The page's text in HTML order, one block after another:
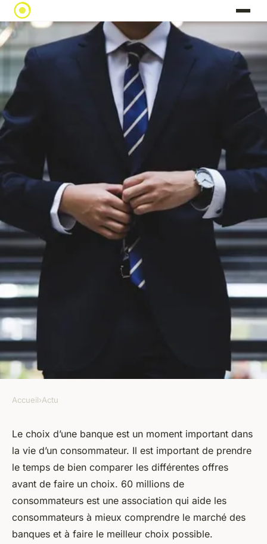
Quel banque choisir 60
millions de consommateur ?
armand•19 octobre 2022 9 min de lecture
Accueil›Actu
Le choix d’une banque est un moment important dans
la vie d’un consommateur. Il est important de prendre
le temps de bien comparer les différentes offres
avant de faire un choix. 60 millions de
consommateurs est une association qui aide les
consommateurs à mieux comprendre le marché des
banques et à faire le meilleur choix possible.